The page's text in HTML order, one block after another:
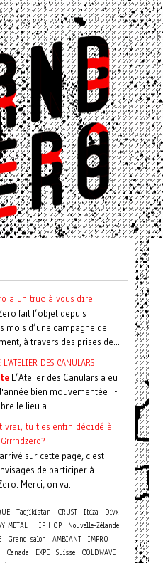
a un truc à vous dire
fait l’objet depuis
mois d’une campagne de
à travers des prises de...
DES CANULARS
L’Atelier des Canulars a eu
bien mouvementée : -
le lieu a...
vrai, tu t'es enfin décidé à
sur cette page, c'est
de participer à
Merci, on va...
Tadjikistan CRUST Ibiza
Divx
METAL HIP HOP
Nouvelle-Zélande
Grand salon AMBIANT IMPRO
Canada EXPE Suisse
COLDWAVE